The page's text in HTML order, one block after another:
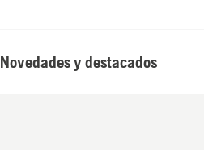
Novedades y destacados